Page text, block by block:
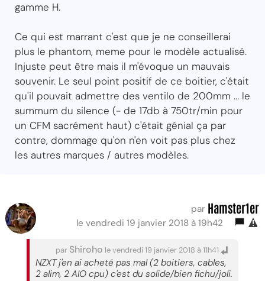
gamme H.
Ce qui est marrant c'est que je ne conseillerai
plus le phantom, meme pour le modèle actualisé.
Injuste peut être mais il m'évoque un mauvais
souvenir. Le seul point positif de ce boitier, c'était
qu'il pouvait admettre des ventilo de 200mm ... le
summum du silence (- de 17db à 750tr/min pour
un CFM sacrément haut) c'était génial ça par
contre, dommage qu'on n'en voit pas plus chez
les autres marques / autres modèles.
par Hamster1er
le vendredi 19 janvier 2018 à 19h42
par Shiroho le vendredi 19 janvier 2018 à 11h41
NZXT j'en ai acheté pas mal (2 boitiers, cables,
2 alim, 2 AIO cpu) c'est du solide/bien fichu/joli.